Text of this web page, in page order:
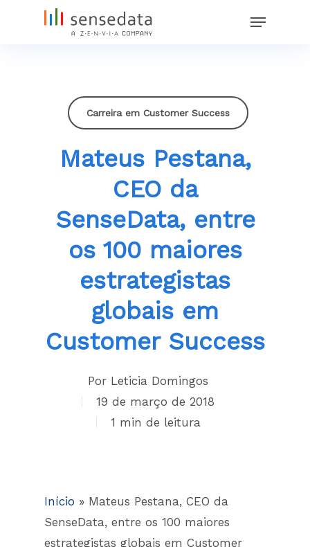
Menu
Carreira em Customer Success
Mateus Pestana,
CEO da
SenseData, entre
os 100 maiores
estrategistas
globais em
Customer Success
By
Leticia Domingos
19 de março de 2018
1 min read
Início » Mateus Pestana, CEO da
SenseData, entre os 100 maiores
estrategistas globais em Customer